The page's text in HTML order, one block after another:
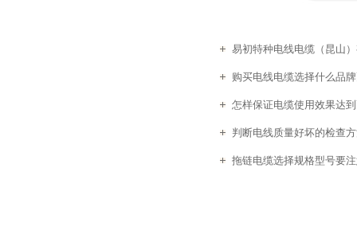
易初特种电线电缆（昆山
购买电线电缆选择什么品
怎样保证电缆使用效果达
判断电线质量好坏的检查
拖链电缆选择规格型号要